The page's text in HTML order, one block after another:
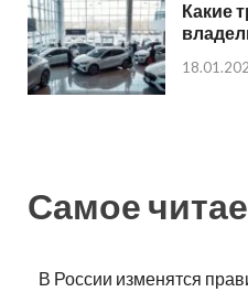
Какие
Самое
В России изменятся